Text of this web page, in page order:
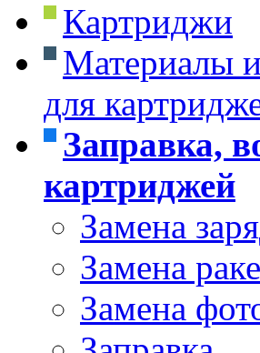
Картриджи
Материалы
для
Заправка,
картриджей
Замена
Замена
Замена